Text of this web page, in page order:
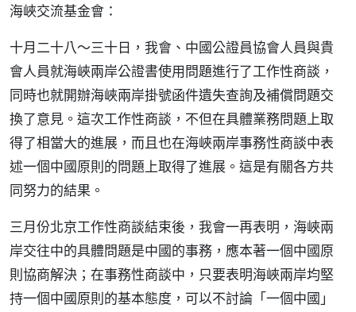
海峽交流基金會：
十月二十八～三十日，我會、中國公證員協會人員與貴
會人員就海峽兩岸公證書使用問題進行了工作性商談，
同時也就開辦海峽兩岸掛號函件遺失查詢及補償問題交
換了意見。這次工作性商談，不但在具體業務問題上取
得了相當大的進展，而且也在海峽兩岸事務性商談中表
述一個中國原則的問題上取得了進展。這是有關各方共
同努力的結果。
三月份北京工作性商談結束後，我會一再表明，海峽兩
岸交往中的具體問題是中國的事務，應本著一個中國原
則協商解決；在事務性商談中，只要表明海峽兩岸均堅
持一個中國原則的基本態度，可以不討論「一個中國」